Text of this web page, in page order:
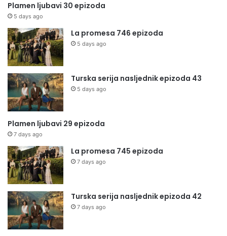
Plamen ljubavi 30 epizoda
5 days ago
La promesa 746 epizoda
5 days ago
Turska serija nasljednik epizoda 43
5 days ago
Plamen ljubavi 29 epizoda
7 days ago
La promesa 745 epizoda
7 days ago
Turska serija nasljednik epizoda 42
7 days ago